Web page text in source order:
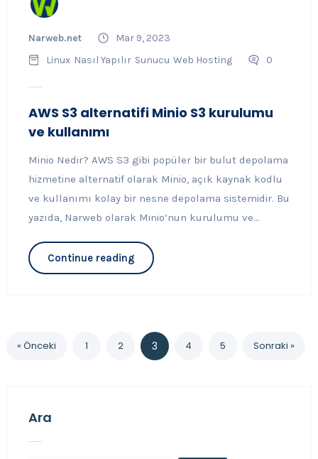
Narweb.net
Mar 9, 2023
Linux Nasıl Yapılır Sunucu Web Hosting 0
AWS S3 alternatifi Minio S3 kurulumu
ve kullanımı
Minio Nedir? AWS S3 gibi popüler bir bulut depolama
hizmetine alternatif olarak Minio, açık kaynak kodlu
ve kullanımı kolay bir nesne depolama sistemidir. Bu
yazıda, Narweb olarak Minio’nun kurulumu ve...
Continue reading
« Önceki 1 2 3 4 5 Sonraki »
Ara